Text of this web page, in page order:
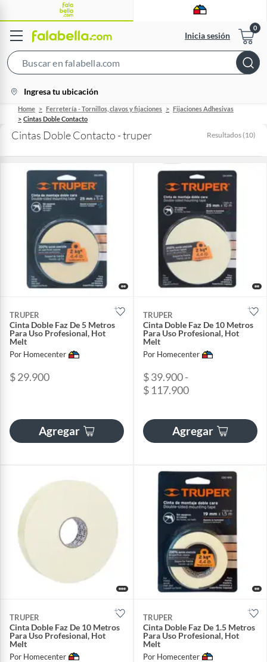
Inicia sesión
Bar
location-
icon
Ingresa tu ubicación
Home Ferretería - Tornillos, clavos y fijaciones
Fijaciones Adhesivas
Cintas Doble Contacto
Cintas Doble Contacto - truper Resultados (10)
TRUPER
Cinta Doble Faz De 5 Metros
Para Uso Profesional, Hot
Melt
Por Homecenter
$ 29.900
Agregar
TRUPER
Cinta Doble Faz De 10 Metros
Para Uso Profesional, Hot
Melt
Por Homecenter
$ 39.900 -
$ 117.900
Agregar
TRUPER
Cinta Doble Faz De 10 Metros
Para Uso Profesional, Hot
Melt
Por Homecenter
TRUPER
Cinta Doble Faz De 1.5 Metros
Para Uso Profesional, Hot
Melt
Por Homecenter